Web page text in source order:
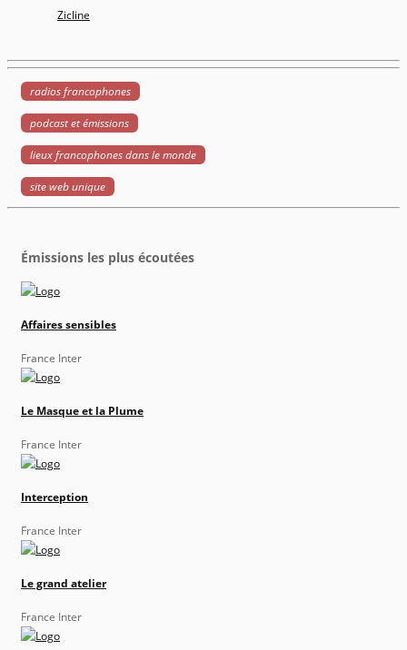
Zicline
radios francophones
podcast et émissions
lieux francophones dans le monde
site web unique
Émissions les plus écoutées
Affaires sensibles
France Inter
Le Masque et la Plume
France Inter
Interception
France Inter
Le grand atelier
France Inter